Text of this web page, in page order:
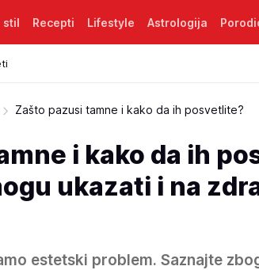
stil Recepti Lifestyle Astrologija
Zašto pazusi tamne i kako da ih posvetlite?
i kako da ih
ukazati i na
estetski problem. Saznajte